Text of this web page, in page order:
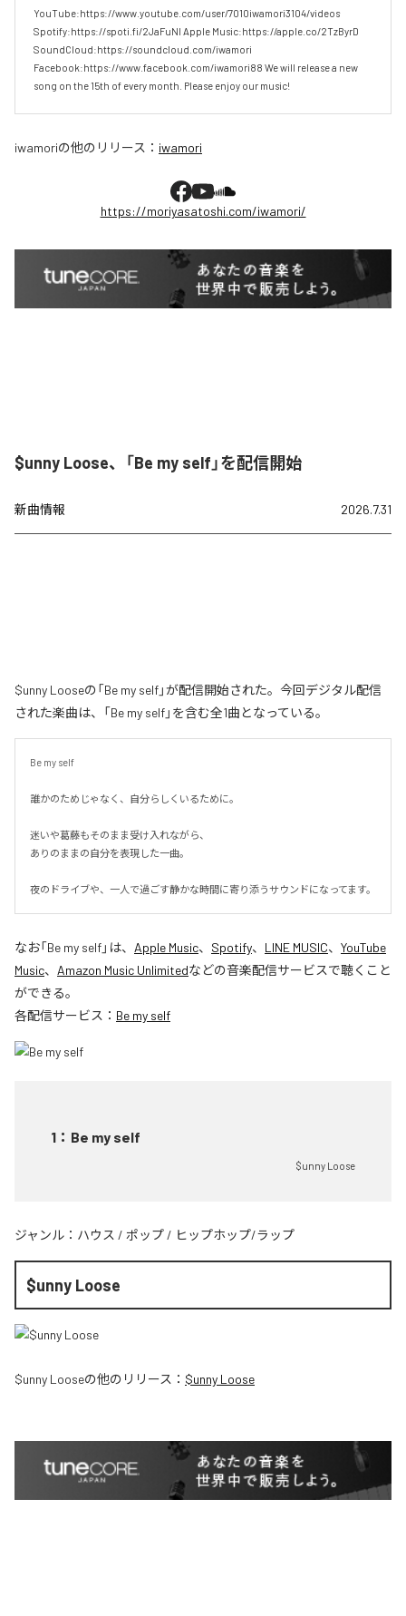
YouTube:https://www.youtube.com/user/7010iwamori3104/videos
Spotify:https://spoti.fi/2JaFuNl Apple Music:https://apple.co/2TzByrD
SoundCloud:https://soundcloud.com/iwamori
Facebook:https://www.facebook.com/iwamori88 We will release a new
song on the 15th of every month. Please enjoy our music!
iwamoriの他のリリース： iwamori
https://moriyasatoshi.com/iwamori/
$unny Loose、「Be my self」を配信開始
新曲情報 2026.7.31
$unny Looseの「Be my self」が配信開始された。今回デジタル配信
された楽曲は、「Be my self」を含む全1曲となっている。
Be my self
誰かのためじゃなく、自分らしくいるために。
迷いや葛藤もそのまま受け入れながら、
ありのままの自分を表現した一曲。
夜のドライブや、一人で過ごす静かな時間に寄り添うサウンドになってます。
なお「Be my self」は、 Apple Music、 Spotify、 LINE MUSIC、 YouTube
Music、 Amazon Music Unlimitedなどの音楽配信サービスで聴くこと
ができる。
各配信サービス： Be my self
1 ： Be my self
$unny Loose
ジャンル： ハウス / ポップ / ヒップホップ/ラップ
$unny Loose
$unny Looseの他のリリース： $unny Loose